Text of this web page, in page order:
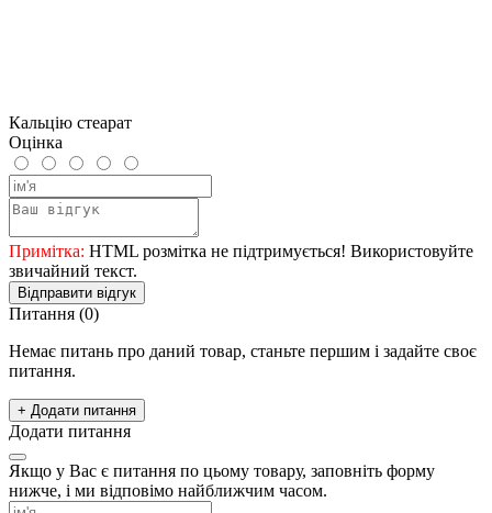
Кальцію стеарат
Оцінка
Примітка: HTML розмітка не підтримується! Використовуйте
звичайний текст.
Відправити відгук
Питання (0)
Немає питань про даний товар, станьте першим і задайте своє
питання.
+ Додати питання
Додати питання
Якщо у Вас є питання по цьому товару, заповніть форму
нижче, і ми відповімо найближчим часом.